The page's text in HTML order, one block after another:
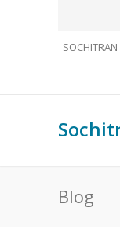
Blog